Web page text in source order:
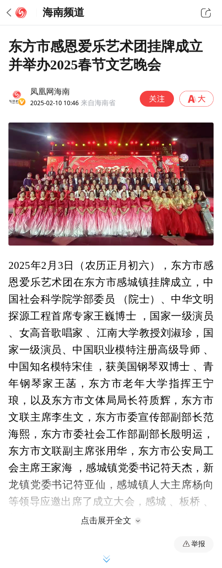
海南频道
东方市感恩爱乐艺术团挂牌成立
并举办2025春节文艺晚会
凤凰网海南
2025-02-10 10:46 来自海南省
2025年2月3日（农历正月初六），东方市感
恩爱乐艺术团在东方市感城镇挂牌成立，中
国社会科学院学部委员 （院士）、中华文明
探源工程首席专家王巍博士 ，国家一级演员
、女高音歌唱家 、江南大学教授刘淑珍，国
家一级演员、中国职业模特注册高级导师 、
中国知名模特宋佳 ，获美国钢琴双博士 、青
年钢琴家王菡，东方市老年大学指挥王宁
琅，以及东方市文体局局长符质辉，东方市
文联主席李生文，东方市委宣传部副部长范
海熙，东方市委社会工作部副部长殷明运，
东方市文联副主席张用华，东方市公安局工
会主席王家海 ，感城镇党委书记符天杰，新
龙镇党委书记符亚仙，感城镇人大主席杨向
等领导应邀出席了成立大会，感城 、板桥 、
新龙三镇的多名厅处级退休干部 、爱心企业
点击展开全文
举报